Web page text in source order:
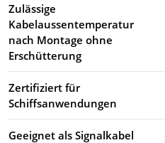
Zulässige
Kabelaussentemperatur
nach Montage ohne
Erschütterung
Zertifiziert für
Schiffsanwendungen
Geeignet als Signalkabel